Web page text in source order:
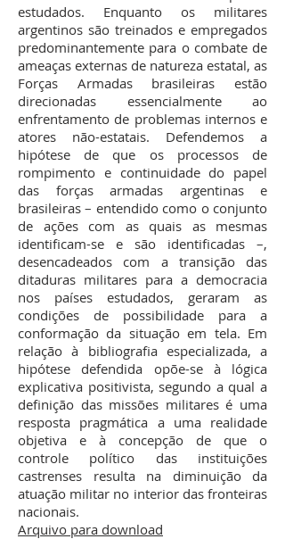
estudados. Enquanto os militares
argentinos são treinados e empregados
predominantemente para o combate de
ameaças externas de natureza estatal, as
Forças Armadas brasileiras estão
direcionadas essencialmente ao
enfrentamento de problemas internos e
atores não-estatais. Defendemos a
hipótese de que os processos de
rompimento e continuidade do papel
das forças armadas argentinas e
brasileiras – entendido como o conjunto
de ações com as quais as mesmas
identificam-se e são identificadas –,
desencadeados com a transição das
ditaduras militares para a democracia
nos países estudados, geraram as
condições de possibilidade para a
conformação da situação em tela. Em
relação à bibliografia especializada, a
hipótese defendida opõe-se à lógica
explicativa positivista, segundo a qual a
definição das missões militares é uma
resposta pragmática a uma realidade
objetiva e à concepção de que o
controle político das instituições
castrenses resulta na diminuição da
atuação militar no interior das fronteiras
nacionais.
Arquivo para download​